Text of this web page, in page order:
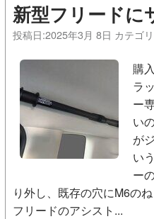
新型フリードに
投稿日:2025年3月 8日 カテゴ
購
ラ
ー
い
が
い
ー
り外し、既存の穴にM6の
フリードのアシスト...